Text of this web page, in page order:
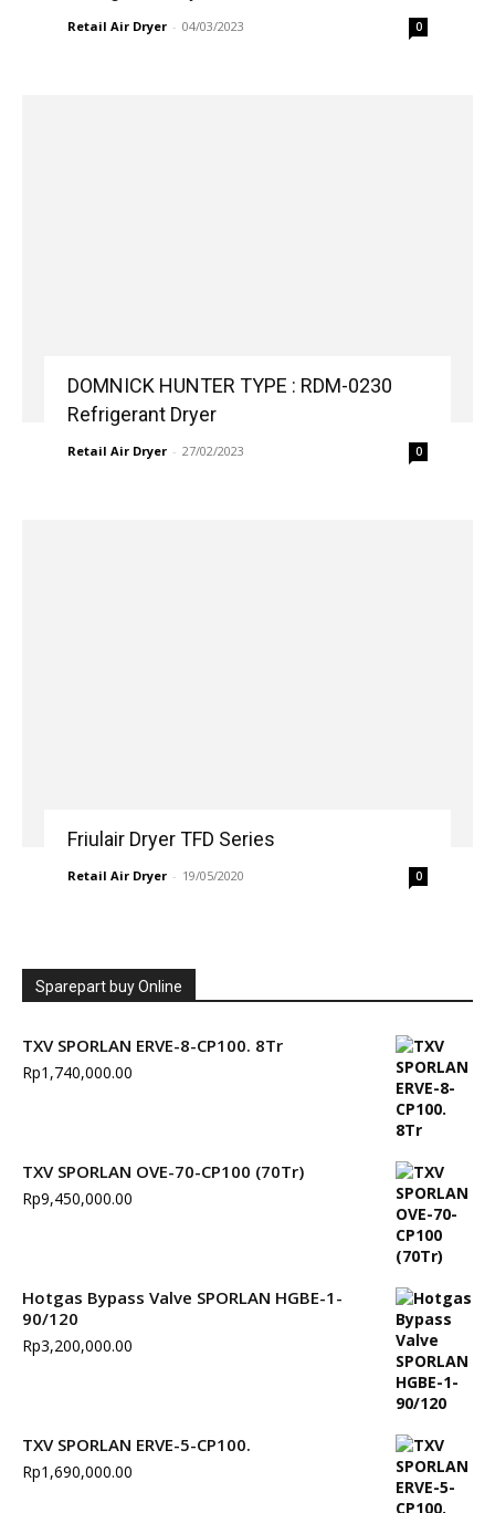
Retail Air Dryer - 04/03/2023 0
DOMNICK HUNTER TYPE : RDM-0230
Refrigerant Dryer
Retail Air Dryer - 27/02/2023 0
Friulair Dryer TFD Series
Retail Air Dryer - 19/05/2020 0
Sparepart buy Online
TXV SPORLAN ERVE-8-CP100. 8Tr
Rp1,740,000.00
TXV SPORLAN OVE-70-CP100 (70Tr)
Rp9,450,000.00
Hotgas Bypass Valve SPORLAN HGBE-1-
90/120
Rp3,200,000.00
TXV SPORLAN ERVE-5-CP100.
Rp1,690,000.00